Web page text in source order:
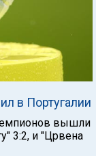
в Португалии
вышли
3:2, и "Црвена